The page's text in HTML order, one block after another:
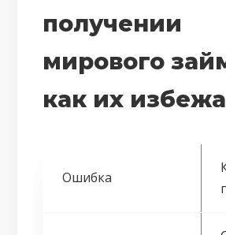
получении
мирового
как их
Ошибка